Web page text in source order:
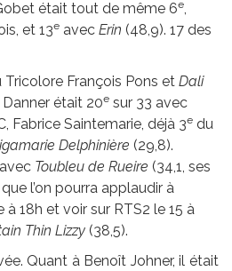
était tout de même 6e,
et 13e avec Erin (48,9). 17 des
Tricolore François Pons et Dali
était 20e sur 33 avec
Fabrice Saintemarie, déjà 3e du
Delphinière (29,8).
avec Toubleu de Rueire (34,1, ses
l’on pourra applaudir à
à 18h et voir sur RTS2 le 15 à
Thin Lizzy (38,5).
Quant à Benoît Johner, il était